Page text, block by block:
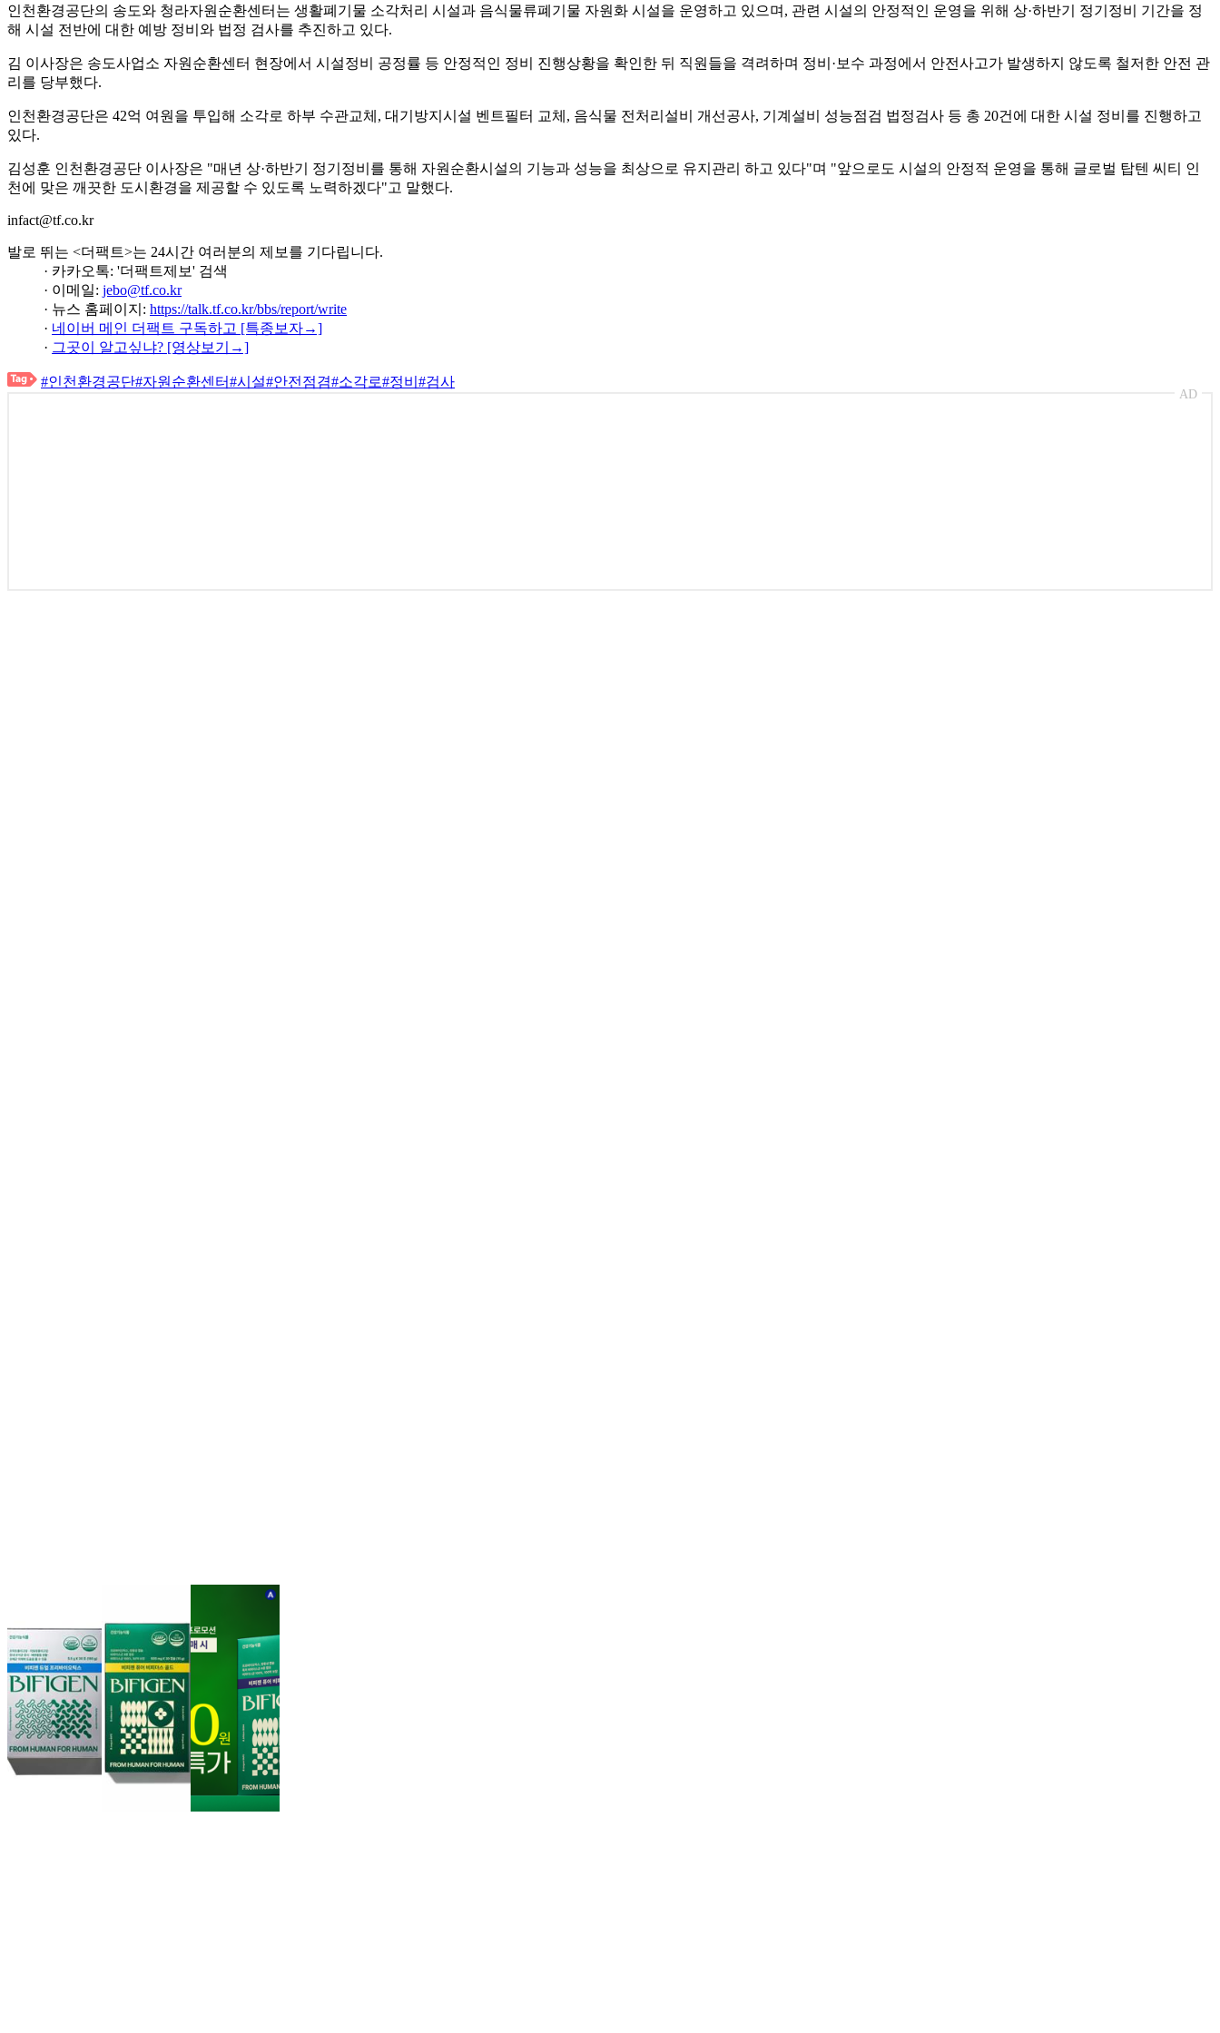
인천환경공단의 송도와 청라자원순환센터는 생활폐기물 소각처리 시설과 음식물류폐기물 자원화 시설을 운영하고 있으며, 관련 시설의 안정적인 운영을 위해 상·하반기 정기정비 기간을 정
해 시설 전반에 대한 예방 정비와 법정 검사를 추진하고 있다.
김 이사장은 송도사업소 자원순환센터 현장에서 시설정비 공정률 등 안정적인 정비 진행상황을 확인한 뒤 직원들을 격려하며 정비·보수 과정에서 안전사고가 발생하지 않도록 철저한 안전 관
리를 당부했다.
인천환경공단은 42억 여원을 투입해 소각로 하부 수관교체, 대기방지시설 벤트필터 교체, 음식물 전처리설비 개선공사, 기계설비 성능점검 법정검사 등 총 20건에 대한 시설 정비를 진행하고
있다.
김성훈 인천환경공단 이사장은 "매년 상·하반기 정기정비를 통해 자원순환시설의 기능과 성능을 최상으로 유지관리 하고 있다"며 "앞으로도 시설의 안정적 운영을 통해 글로벌 탑텐 씨티 인
천에 맞은 깨끗한 도시환경을 제공할 수 있도록 노력하겠다"고 말했다.
infact@tf.co.kr
발로 뛰는 <더팩트>는 24시간 여러분의 제보를 기다립니다.
· 카카오톡: '더팩트제보' 검색
· 이메일: jebo@tf.co.kr
· 뉴스 홈페이지: https://talk.tf.co.kr/bbs/report/write
· 네이버 메인 더팩트 구독하고 [특종보자→]
· 그곳이 알고싶냐? [영상보기→]
#인천환경공단#자원순환센터#시설#안전점겸#소각로#정비 #검사
AD